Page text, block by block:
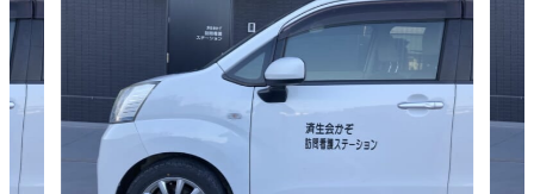
よくあるご質問
済生会Webサイト